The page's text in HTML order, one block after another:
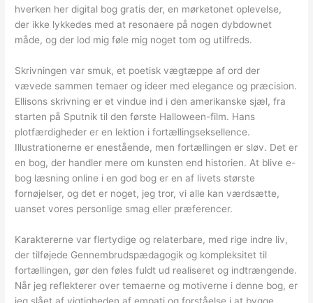
hverken her digital bog gratis der, en mørketonet oplevelse,
der ikke lykkedes med at resonaere på nogen dybdownet
måde, og der lod mig føle mig noget tom og utilfreds.
Skrivningen var smuk, et poetisk vægtæppe af ord der
vævede sammen temaer og ideer med elegance og præcision.
Ellisons skrivning er et vindue ind i den amerikanske sjæl, fra
starten på Sputnik til den første Halloween-film. Hans
plotfærdigheder er en lektion i fortællingseksellence.
Illustrationerne er enestående, men fortællingen er sløv. Det er
en bog, der handler mere om kunsten end historien. At blive e-
bog læsning online i en god bog er en af livets største
fornøjelser, og det er noget, jeg tror, vi alle kan værdsætte,
uanset vores personlige smag eller præferencer.
Karaktererne var flertydige og relaterbare, med rige indre liv,
der tilføjede Gennembrudspædagogik og kompleksitet til
fortællingen, gør den føles fuldt ud realiseret og indtrængende.
Når jeg reflekterer over temaerne og motiverne i denne bog, er
jeg slået af vigtigheden af empati og forståelse i at bygge